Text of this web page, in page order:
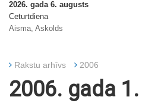
2026. gada 6. augusts
Ceturtdiena
Aisma, Askolds
Rakstu arhīvs 2006
2006. gada